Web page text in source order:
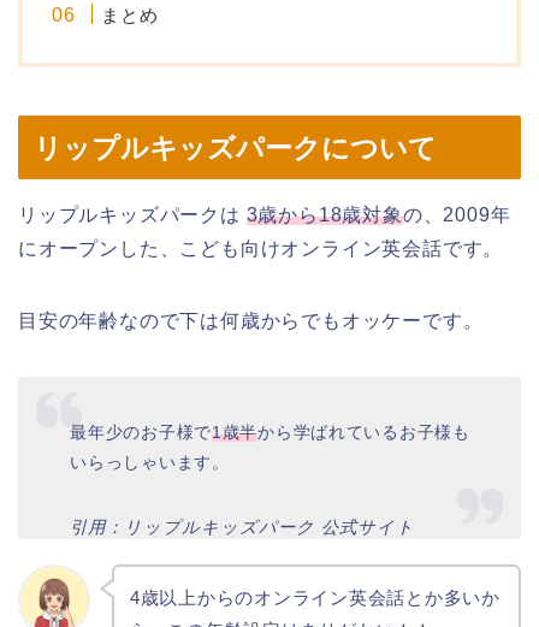
まとめ
リップルキッズパークについて
リップルキッズパークは 3歳から18歳対象の、2009年
にオープンした、こども向けオンライン英会話です。
目安の年齢なので下は何歳からでもオッケーです。
最年少のお子様で1歳半から学ばれているお子様も
いらっしゃいます。
引用：リップルキッズパーク 公式サイト
4歳以上からのオンライン英会話とか多いか